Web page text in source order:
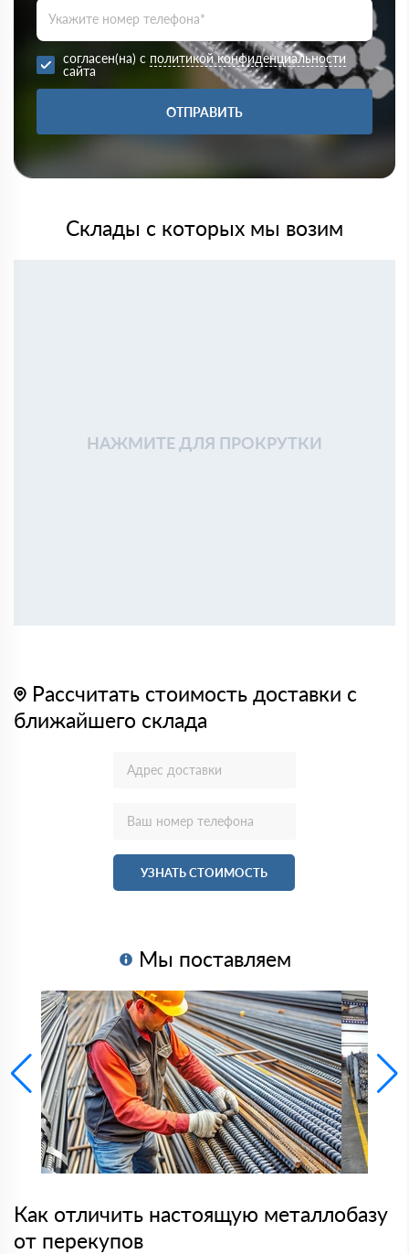
согласен(на) с политикой конфиденциальности
сайта
ОТПРАВИТЬ
Склады с которых мы возим
НАЖМИТЕ ДЛЯ ПРОКРУТКИ
Рассчитать стоимость доставки с
ближайшего склада
УЗНАТЬ СТОИМОСТЬ
Мы поставляем
Как отличить настоящую металлобазу
от перекупов